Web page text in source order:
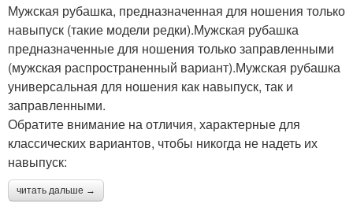
Мужская рубашка, предназначенная для ношения только
навыпуск (такие модели редки).Мужская рубашка
предназначенные для ношения только заправленными
(мужская распространенный вариант).Мужская рубашка
универсальная для ношения как навыпуск, так и
заправленными.
Обратите внимание на отличия, характерные для
классических вариантов, чтобы никогда не надеть их
навыпуск:
читать дальше →